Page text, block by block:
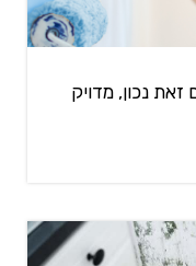
נכון, מדויק